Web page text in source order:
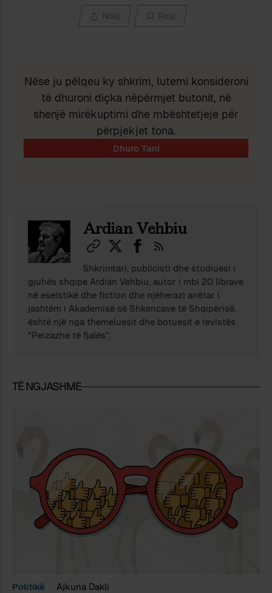
Ndaj Ruaj
Nëse ju pëlqeu ky shkrim, lutemi konsideroni
të dhuroni diçka nëpërmjet butonit, në
shenjë mirëkuptimi dhe mbështetjeje për
përpjekjet tona.
Ardian Vehbiu
Shkrimtari, publicisti dhe studiuesi i
gjuhës shqipe Ardian Vehbiu, autor i mbi 20 librave
në eseistikë dhe fiction dhe njëherazi anëtar i
jashtëm i Akademisë së Shkencave të Shqipërisë,
është një nga themeluesit dhe botuesit e revistës
“Peizazhe të fjalës”.
TË NGJASHME
Politikë Ajkuna Dakli